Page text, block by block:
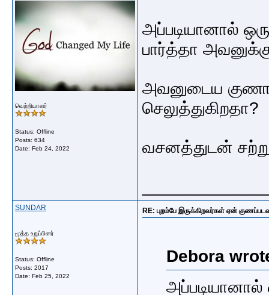
வெற்றியாளர்
Status: Offline
Posts: 634
Date: Feb 24, 2022
அப்படியானால்
பார்த்தா
அவனுடைய
செலுத்துகிறதா?
வசனத்துடன்
SUNDAR
மூத்த உறுப்பினர்
Status: Offline
Posts: 2017
Date: Feb 25, 2022
RE: புறம்பே இருக்கிறவர்கள் ஏன்
Debora